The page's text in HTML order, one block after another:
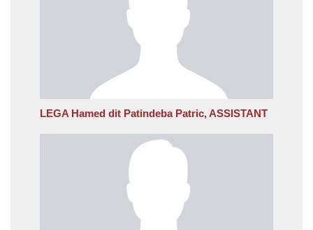
LEGA Hamed dit Patindeba Patric, ASSISTANT